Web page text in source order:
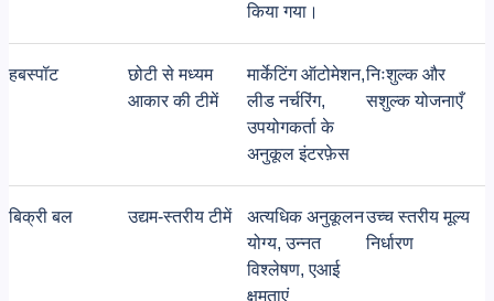
किया गया।
हबस्पॉट
छोटी से मध्यम
आकार की टीमें
मार्केटिंग ऑटोमेशन,
लीड नर्चरिंग,
उपयोगकर्ता के
अनुकूल इंटरफ़ेस
निःशुल्क और
सशुल्क योजनाएँ
बिक्री बल उद्यम-स्तरीय टीमें
अत्यधिक अनुकूलन
योग्य, उन्नत
विश्लेषण, एआई
क्षमताएं
उच्च स्तरीय मूल्य
निर्धारण